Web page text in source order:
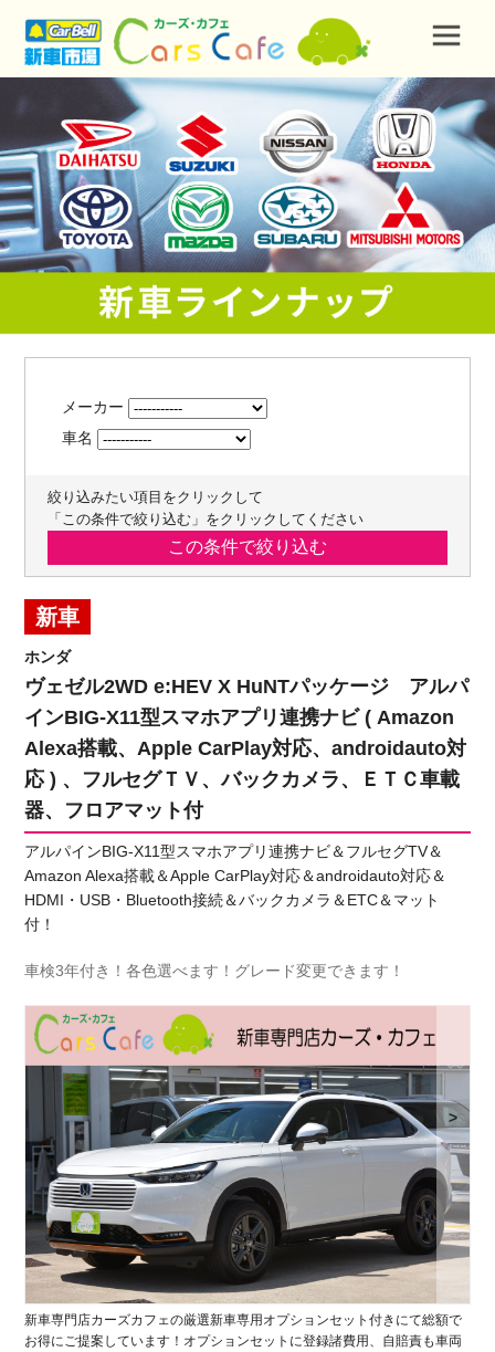
メーカー
車名
絞り込みたい項目をクリックして
「この条件で絞り込む」をクリックしてください
新車
ホンダ
ヴェゼル2WD e:HEV X HuNTパッケージ アルパ
インBIG-X11型スマホアプリ連携ナビ ( Amazon
Alexa搭載、Apple CarPlay対応、androidauto対
応 ) 、フルセグＴＶ、バックカメラ、ＥＴＣ車載
器、フロアマット付
アルパインBIG-X11型スマホアプリ連携ナビ＆フルセグTV＆
Amazon Alexa搭載＆Apple CarPlay対応＆androidauto対応＆
HDMI・USB・Bluetooth接続＆バックカメラ＆ETC＆マット
付！
車検3年付き！各色選べます！グレード変更できます！
>
新車専門店カーズカフェの厳選新車専用オプションセット付きにて総額で
お得にご提案しています！オプションセットに登録諸費用、自賠責も車両